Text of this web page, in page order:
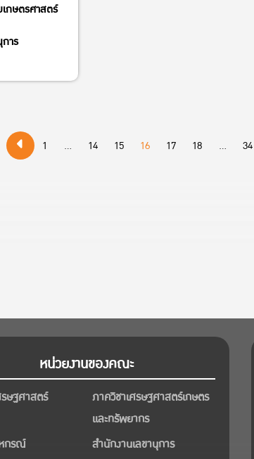
กษตรศาสตร์
าร
1 ... 14 15 16 17 18 ... 34
หน่วยงานของคณะ
ษฐศาสตร์
ภาควิชาเศรษฐศาสตร์เกษตร
และทรัพยากร
กรณ์
สำนักงานเลขานุการ